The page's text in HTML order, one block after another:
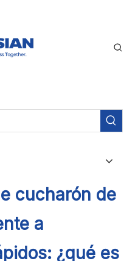
cucharón de
a
¿qué es